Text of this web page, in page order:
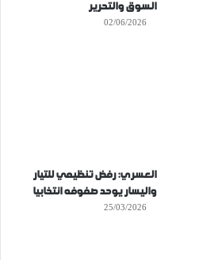
السوق والتحرير
02/06/2026
العسري: رفض تنظيمي للتيار
واليسار يوحد صفوفه انتخابيا
25/03/2026